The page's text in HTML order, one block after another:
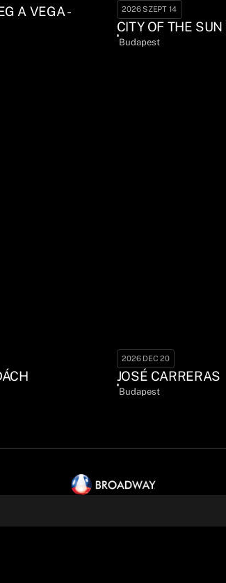
A VEGA -
2026 SZEPT 14
CITY OF THE SUN
Budapest
2026 DEC 20
JOSÉ CARRERAS
Budapest